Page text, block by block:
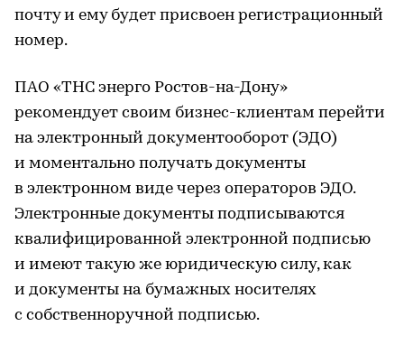
почту и ему будет присвоен регистрационный
номер.
ПАО «ТНС энерго Ростов-на-Дону»
рекомендует своим бизнес-клиентам перейти
на электронный документооборот (ЭДО)
и моментально получать документы
в электронном виде через операторов ЭДО.
Электронные документы подписываются
квалифицированной электронной подписью
и имеют такую же юридическую силу, как
и документы на бумажных носителях
с собственноручной подписью.